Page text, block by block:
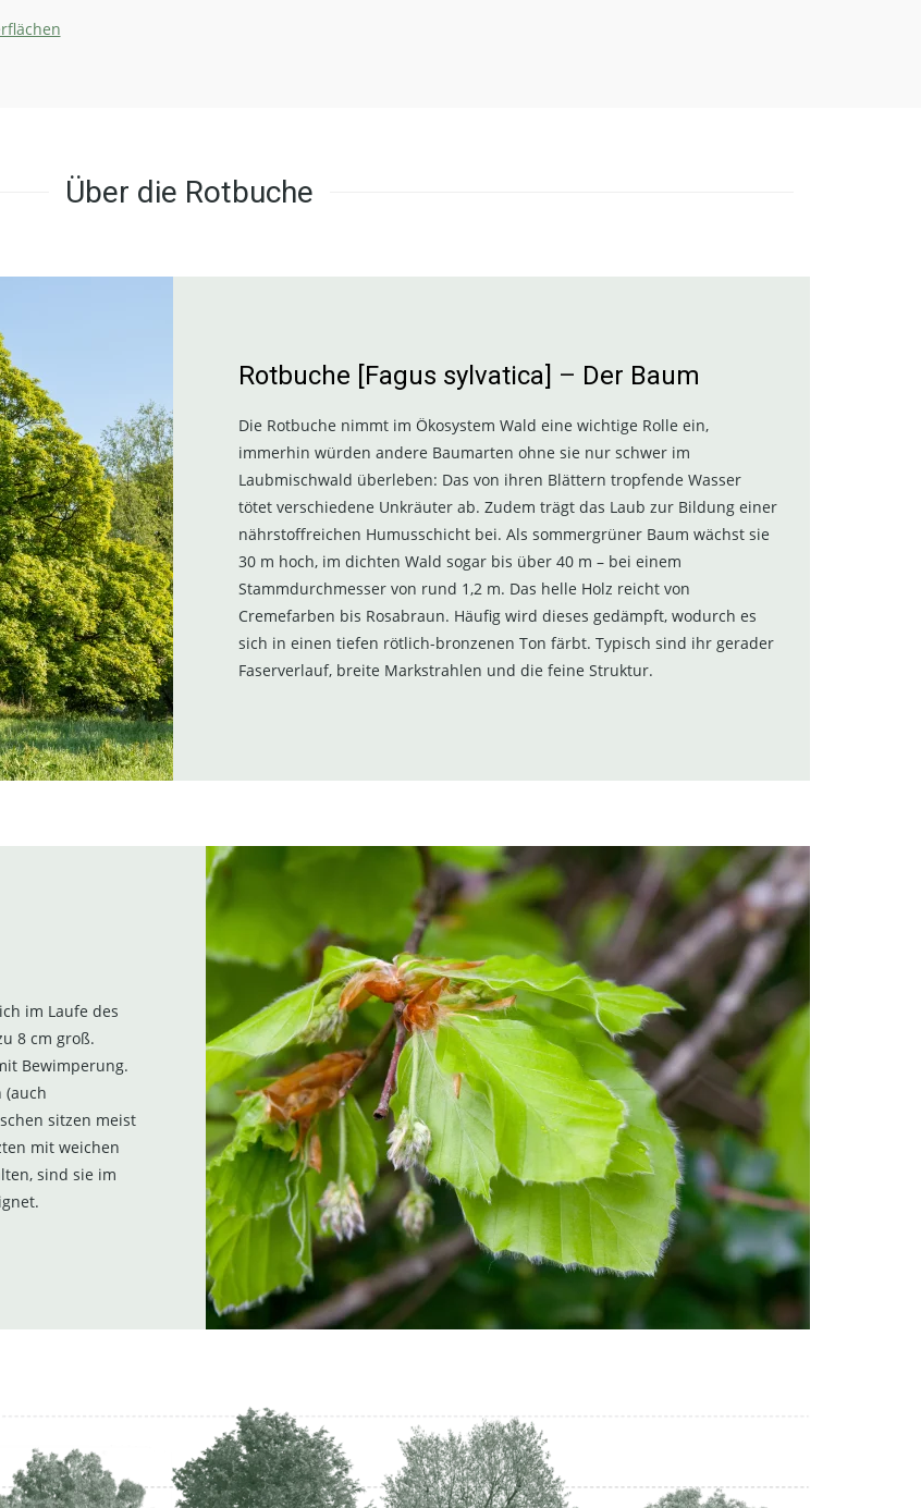
Über die Rotbuche
Rotbuche [Fagus sylvatica] – Der Baum
Die Rotbuche nimmt im Ökosystem Wald eine wichtige Rolle ein,
immerhin würden andere Baumarten ohne sie nur schwer im
Laubmischwald überleben: Das von ihren Blättern tropfende Wasser
tötet verschiedene Unkräuter ab. Zudem trägt das Laub zur Bildung einer
nährstoffreichen Humusschicht bei. Als sommergrüner Baum wächst sie
30 m hoch, im dichten Wald sogar bis über 40 m – bei einem
Stammdurchmesser von rund 1,2 m. Das helle Holz reicht von
Cremefarben bis Rosabraun. Häufig wird dieses gedämpft, wodurch es
sich in einen tiefen rötlich-bronzenen Ton färbt. Typisch sind ihr gerader
Faserverlauf, breite Markstrahlen und die feine Struktur.
im Laufe des
8 cm groß.
Bewimperung.
(auch
sitzen meist
mit weichen
sind sie im